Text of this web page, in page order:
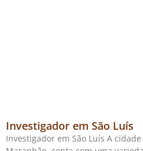
Investigador em São Luís
Investigador em São Luís A